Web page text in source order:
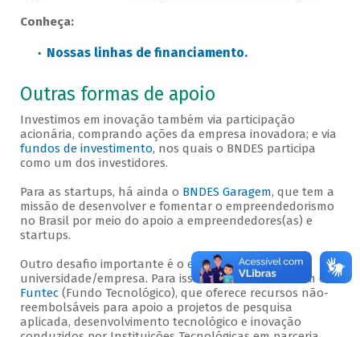
Conheça:
Nossas linhas de financiamento.
Outras formas de apoio
Investimos em inovação também via participação
acionária, comprando ações da empresa inovadora; e via
fundos de investimento, nos quais o BNDES participa
como um dos investidores.
Para as startups, há ainda o BNDES Garagem, que tem a
missão de desenvolver e fomentar o empreendedorismo
no Brasil por meio do apoio a empreendedores(as) e
startups.
Outro desafio importante é o estímulo à parceria
universidade/empresa. Para isso, o BNDES conta com o
Funtec(Fundo Tecnológico), que oferece recursos não-
reembolsáveis para apoio a projetos de pesquisa
aplicada, desenvolvimento tecnológico e inovação